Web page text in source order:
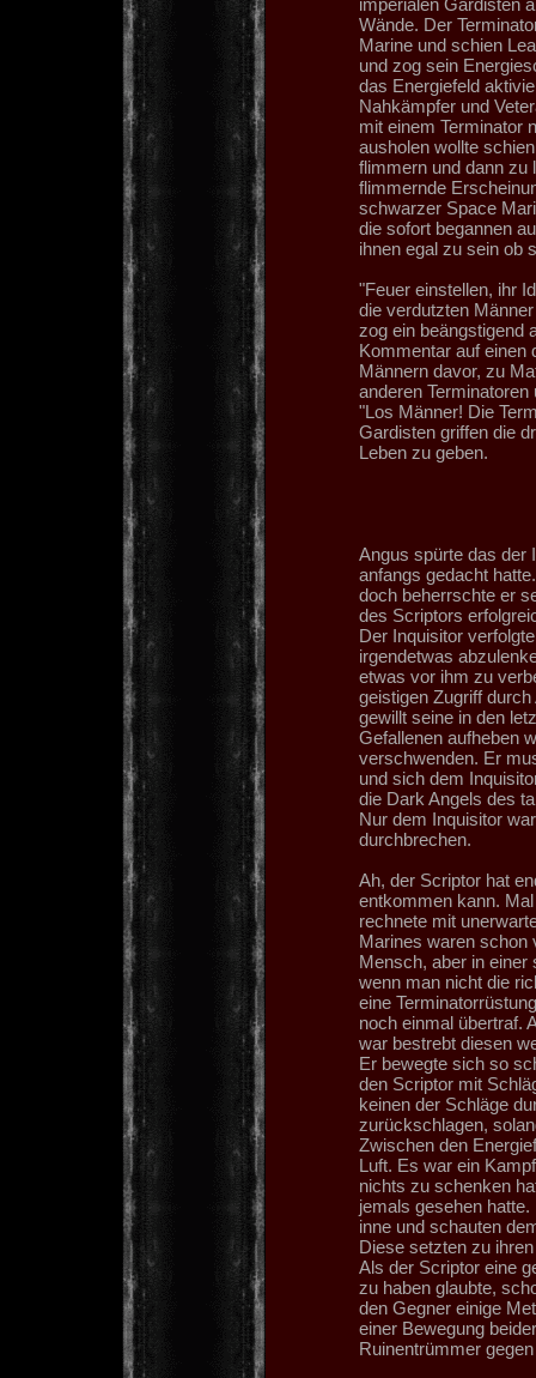
imperialen Gardisten
Wände. Der
Marine und schien
und zog sein
das Energiefeld
Nahkämpfer und
mit einem Terminator
ausholen wollte
flimmern und dann zu
flimmernde
schwarzer Space
die sofort begannen
ihnen egal zu sein ob
"Feuer einstellen, ihr
die verdutzten
zog ein beängstigend
Kommentar auf einen
Männern davor, zu
anderen
"Los Männer! Die
Gardisten griffen die
Leben zu geben.
Angus spürte das der
anfangs gedacht
doch beherrschte er
des Scriptors
Der Inquisitor
irgendetwas
etwas vor ihm zu
geistigen Zugriff
gewillt seine in den
Gefallenen aufheben
verschwenden. Er
und sich dem
die Dark Angels des
Nur dem Inquisitor
durchbrechen.
Ah, der Scriptor hat
entkommen kann.
rechnete mit
Marines waren schon
Mensch, aber in einer
wenn man nicht die
eine
noch einmal übertraf.
war bestrebt diesen
Er bewegte sich so
den Scriptor mit
keinen der Schläge
zurückschlagen,
Zwischen den
Luft. Es war ein
nichts zu schenken
jemals gesehen
inne und schauten
Diese setzten zu
Als der Scriptor eine
zu haben glaubte,
den Gegner einige
einer Bewegung
Ruinentrümmer